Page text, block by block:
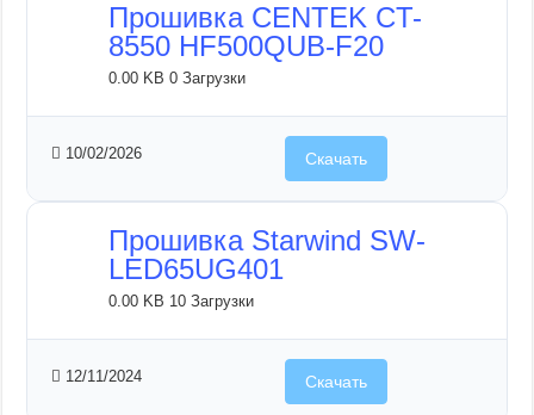
Прошивка CENTEK CT-
8550 HF500QUB-F20
0.00 KB0 Загрузки
10/02/2026 Скачать
Прошивка Starwind SW-
LED65UG401
0.00 KB 10 Загрузки
12/11/2024 Скачать